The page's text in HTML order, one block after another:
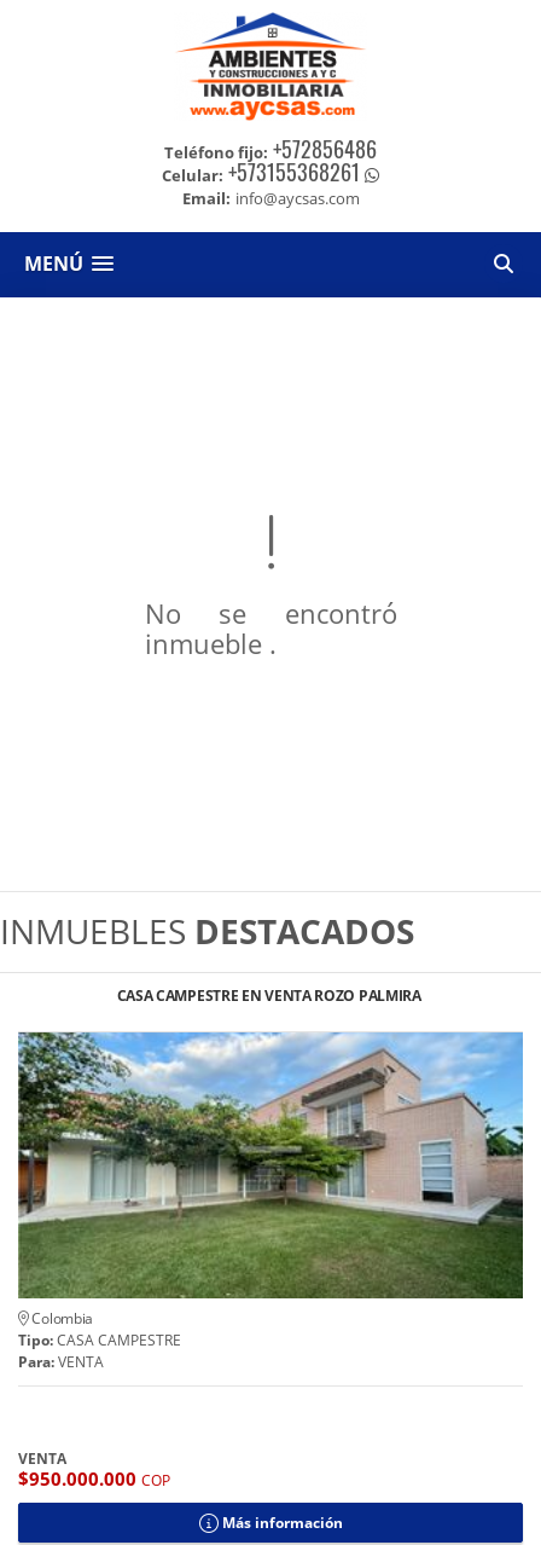
Teléfono fijo: +572856486
Celular: +573155368261
Email: info@aycsas.com
MENÚ
No se encontró
inmueble .
INMUEBLES DESTACADOS
CASA CAMPESTRE EN VENTA ROZO PALMIRA
Colombia
Tipo:CASA CAMPESTRE
Para:VENTA
VENTA
$950.000.000 COP
Más información